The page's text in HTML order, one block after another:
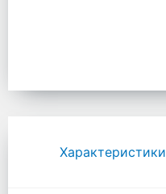
Характеристики